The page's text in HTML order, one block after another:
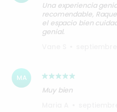
Una experiencia
recomendable,
el espacio bien
genial.
MA
Muy bien